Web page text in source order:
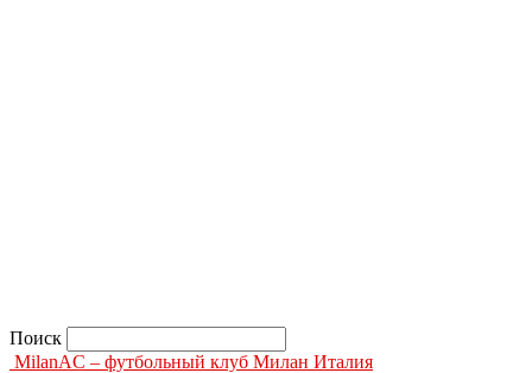
Поиск
MilanAC – футбольный клуб Милан Италия